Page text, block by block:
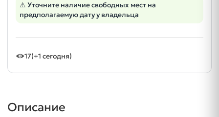
⚠ Уточните наличие свободных мест на
предполагаемую дату у владельца
17(+1 сегодня)
Описание